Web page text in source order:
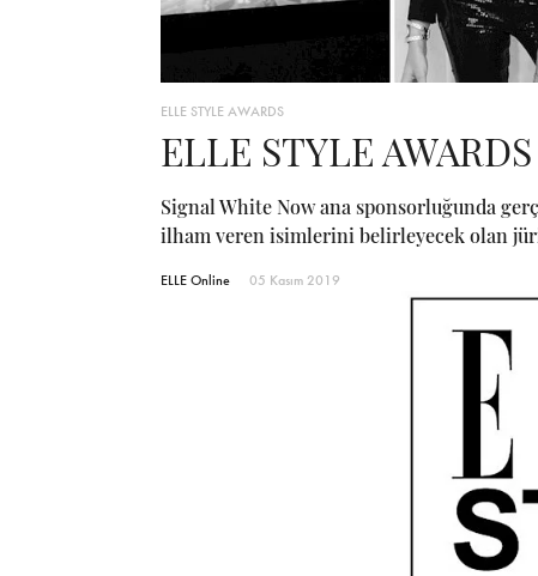
ELLE STYLE AWARDS
ELLE STYLE
Signal White Now ana sponsorluğunda
ilham veren isimlerini belirleyecek olan
ELLE Online 05 Kasım 2019